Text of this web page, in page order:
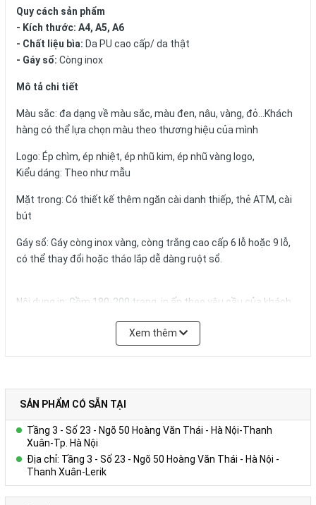
Quy cách sản phẩm
- Kích thước: A4, A5, A6
- Chất liệu bìa: Da PU cao cấp/ da thật
- Gáy sổ: Còng inox
Mô tả chi tiết
Màu sắc: đa dạng về màu sắc, màu đen, nâu, vàng, đỏ...Khách
hàng có thể lựa chọn màu theo thương hiệu của mình
Logo: Ép chìm, ép nhiệt, ép nhũ kim, ép nhũ vàng logo,
Kiểu dáng: Theo như mẫu
Mặt trong: Có thiết kế thêm ngăn cài danh thiếp, thẻ ATM, cài
bút
Gáy sổ: Gáy còng inox vàng, còng trắng cao cấp 6 lỗ hoặc 9 lỗ,
có thể thay đổi hoặc tháo lắp dễ dàng ruột sổ.
Nội dung in: Gồm 180-200 trang, in ấn theo yêu cầu của khách
Quy cách in thông thường:
trắng hoặc ngà vàng, có thể in logo, website,hotline tên tổ
+ Kích thước trang giấy in: 14.5x20.6cm
Số lượng và màu sắc của giấy hay mẫu mã của sản phẩm có thể
được đặt theo yêu cầu của khách hàng.
Xem thêm
SẢN PHẨM CÓ SẴN TẠI
Tầng 3 - Số 23 - Ngõ 50 Hoàng Văn Thái - Hà Nội-Thanh
Xuân-Tp. Hà Nội
Địa chỉ: Tầng 3 - Số 23 - Ngõ 50 Hoàng Văn Thái - Hà Nội -
Thanh Xuân-Lerik